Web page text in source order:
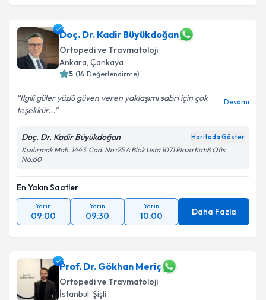
Doç. Dr. Kadir Büyükdoğan
Ortopedi ve Travmatoloji
Ankara, Çankaya
5 (14 Değerlendirme)
İlgili güler yüzlü güven veren yaklaşımı sabrı için çok
teşekkür...
Devamı
Doç. Dr. Kadir Büyükdoğan Haritada Göster
Kızılırmak Mah. 1443. Cad. No :25 A Blok Usta 1071 Plaza Kat:8 Ofis
No:60
En Yakın Saatler
Yarın
09:00
Yarın
09:30
Yarın
10:00 Daha Fazla
Prof. Dr. Gökhan Meriç
Ortopedi ve Travmatoloji
İstanbul, Şişli